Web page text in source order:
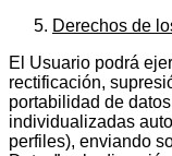
Derechos de
El Usuario podrá
rectificación,
portabilidad de
individualizadas
perfiles), enviando